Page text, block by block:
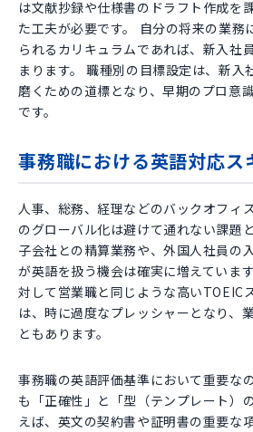
は文献抄録や仕様書のドラフト作成を
た工夫が必要です。 自分の将来の業務
られるカリキュラムであれば、新入社
まります。 職種別の目標設定は、新入
磨くための道標となり、早期のプロ意
です。
事務職における英語対応ス
人事、総務、経理などのバックオフィ
のグローバル化は避けて通れない課題
子会社との精算業務や、外国人社員の
が英語を扱う機会は確実に増えていま
対して営業職と同じような高いTOEIC
は、時に過度なプレッシャーとなり、
ともあります。
事務職の英語評価基準において重要な
も「正確性」と「型（テンプレート）
えば、英文の契約書や証明書の重要な